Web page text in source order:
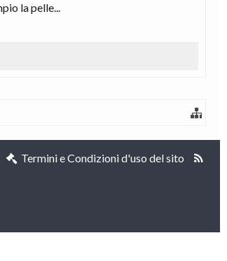
la pelle...
Termini e Condizioni d'uso del sito